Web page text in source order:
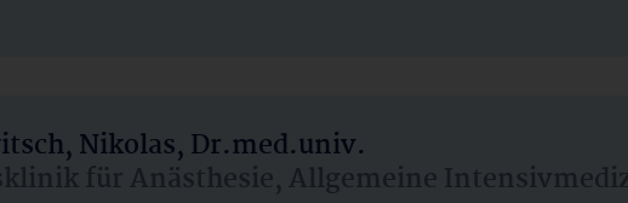
Nikolas, Dr.med.univ.
für Anästhesie, Allgemeine